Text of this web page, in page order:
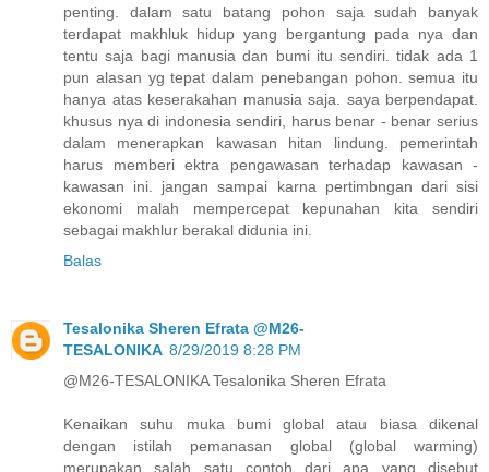
penting. dalam satu batang pohon saja sudah banyak
terdapat makhluk hidup yang bergantung pada nya dan
tentu saja bagi manusia dan bumi itu sendiri. tidak ada 1
pun alasan yg tepat dalam penebangan pohon. semua itu
hanya atas keserakahan manusia saja. saya berpendapat.
khusus nya di indonesia sendiri, harus benar - benar serius
dalam menerapkan kawasan hitan lindung. pemerintah
harus memberi ektra pengawasan terhadap kawasan -
kawasan ini. jangan sampai karna pertimbngan dari sisi
ekonomi malah mempercepat kepunahan kita sendiri
sebagai makhlur berakal didunia ini.
Balas
Tesalonika Sheren Efrata @M26-
TESALONIKA 8/29/2019 8:28 PM
@M26-TESALONIKA Tesalonika Sheren Efrata
Kenaikan suhu muka bumi global atau biasa dikenal
dengan istilah pemanasan global (global warming)
merupakan salah satu contoh dari apa yang disebut